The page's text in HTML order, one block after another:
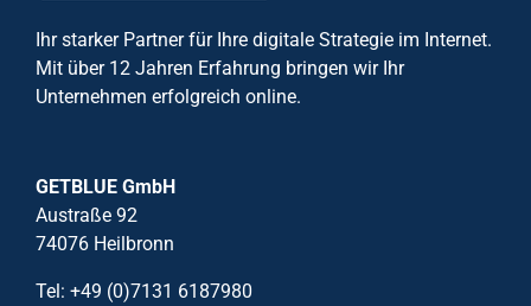
Ihr starker Partner für Ihre digitale Strategie im Internet.
Mit über 12 Jahren Erfahrung bringen wir Ihr
Unternehmen erfolgreich online.
GETBLUE GmbH
Austraße 92
74076 Heilbronn
Tel: +49 (0)7131 6187980